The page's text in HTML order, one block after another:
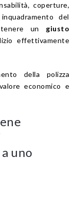
coperture,
del
un giusto
effettivamente
della polizza
economico e
uno